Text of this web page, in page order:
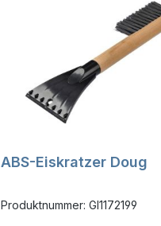
ABS-Eiskratzer Doug
Produktnummer: GI1172199